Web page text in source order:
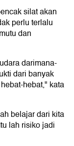
silat akan
perlu terlalu
dan
darimana-
dari banyak
hebat," kata
belajar dari kita
lah risiko jadi